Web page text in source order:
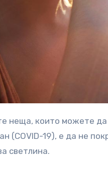
(COVID-19), е да не
светлина.